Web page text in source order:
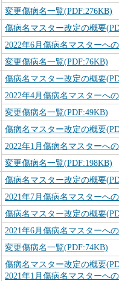
変更傷病名一覧(PDF:276KB)
傷病名マスター改定の概要
2022年6月傷病名マスターへ
変更傷病名一覧(PDF:76KB)
傷病名マスター改定の概要
2022年4月傷病名マスターへ
変更傷病名一覧(PDF:49KB)
傷病名マスター改定の概要
2022年1月傷病名マスターへ
変更傷病名一覧(PDF:198KB)
傷病名マスター改定の概要
2021年7月傷病名マスターへ
傷病名マスター改定の概要
2021年6月傷病名マスターへ
変更傷病名一覧(PDF:74KB)
傷病名マスター改定の概要
2021年1月傷病名マスターへ